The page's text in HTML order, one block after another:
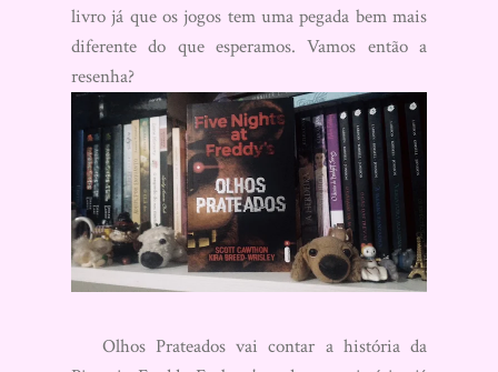
livro já que os jogos tem uma pegada bem mais
diferente do que esperamos. Vamos então a
resenha?
Olhos Prateados vai contar a história da